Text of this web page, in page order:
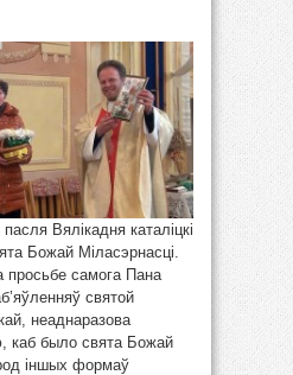
Вялікадня каталіцкі
Божай Міласэрнасці.
просьбе самога Пана
святой
неаднаразова
каб было свята Божай
іншых формаў